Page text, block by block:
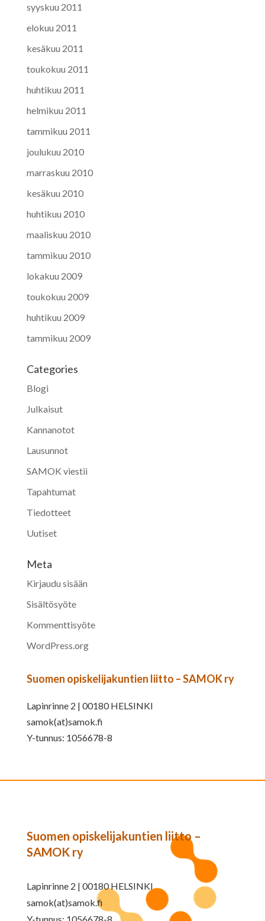
syyskuu 2011
elokuu 2011
kesäkuu 2011
toukokuu 2011
huhtikuu 2011
helmikuu 2011
tammikuu 2011
joulukuu 2010
marraskuu 2010
kesäkuu 2010
huhtikuu 2010
maaliskuu 2010
tammikuu 2010
lokakuu 2009
toukokuu 2009
huhtikuu 2009
tammikuu 2009
Categories
Blogi
Julkaisut
Kannanotot
Lausunnot
SAMOK viestii
Tapahtumat
Tiedotteet
Uutiset
Meta
Kirjaudu sisään
Sisältösyöte
Kommenttisyöte
WordPress.org
Suomen opiskelijakuntien liitto – SAMOK ry
Lapinrinne 2 | 00180 HELSINKI
samok(at)samok.fi
Y-tunnus: 1056678-8
Suomen opiskelijakuntien liitto –
SAMOK ry
Lapinrinne 2 | 00180 HELSINKI
samok(at)samok.fi